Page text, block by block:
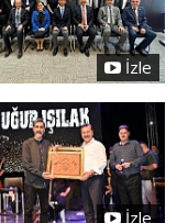
İzle
İzle